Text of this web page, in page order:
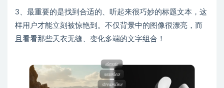
3、最重要的是找到合适的、听起来很巧妙的标题文本，这
样用户才能立刻被惊艳到。不仅背景中的图像很漂亮，而
且看看那些天衣无缝、变化多端的文字组合！